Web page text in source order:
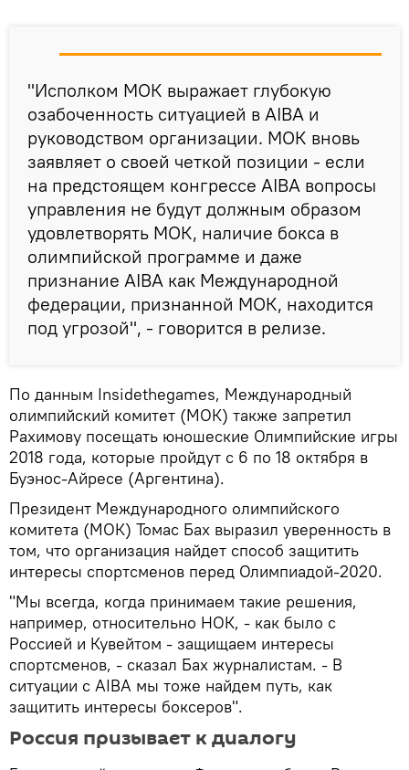
"Исполком МОК выражает глубокую
озабоченность ситуацией в AIBA и
руководством организации. МОК вновь
заявляет о своей четкой позиции - если
на предстоящем конгрессе AIBA вопросы
управления не будут должным образом
удовлетворять МОК, наличие бокса в
олимпийской программе и даже
признание AIBA как Международной
федерации, признанной МОК, находится
под угрозой", - говорится в релизе.
По данным Insidethegames, Международный
олимпийский комитет (МОК) также запретил
Рахимову посещать юношеские Олимпийские игры
2018 года, которые пройдут с 6 по 18 октября в
Буэнос-Айресе (Аргентина).
Президент Международного олимпийского
комитета (МОК) Томас Бах выразил уверенность в
том, что организация найдет способ защитить
интересы спортсменов перед Олимпиадой-2020.
"Мы всегда, когда принимаем такие решения,
например, относительно НОК, - как было с
Россией и Кувейтом - защищаем интересы
спортсменов, - сказал Бах журналистам. - В
ситуации с AIBA мы тоже найдем путь, как
защитить интересы боксеров".
Россия призывает к диалогу